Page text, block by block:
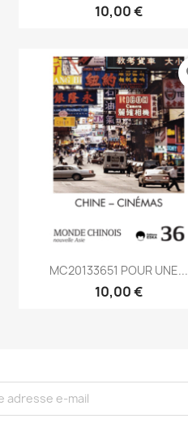
10,00 €
Aperçu rapide
MC20133651 POUR UNE...
10,00 €